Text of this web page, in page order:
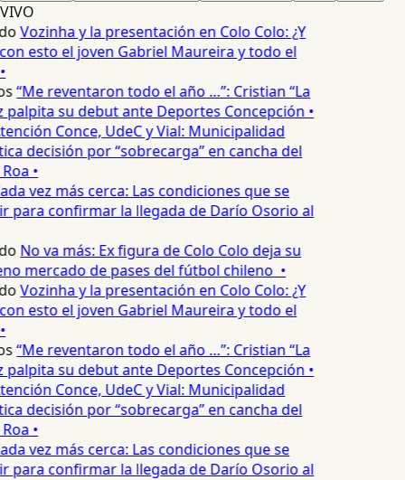
VIVO
Vozinha y la presentación en Colo Colo: ¿Y
esto el joven Gabriel Maureira y todo el
“Me reventaron todo el año …”: Cristian “La
su debut ante Deportes Concepción •
Conce, UdeC y Vial: Municipalidad
decisión por “sobrecarga” en cancha del
•
vez más cerca: Las condiciones que se
para confirmar la llegada de Darío Osorio al
No va más: Ex figura de Colo Colo deja su
mercado de pases del fútbol chileno •
Vozinha y la presentación en Colo Colo: ¿Y
esto el joven Gabriel Maureira y todo el
“Me reventaron todo el año …”: Cristian “La
su debut ante Deportes Concepción •
Conce, UdeC y Vial: Municipalidad
decisión por “sobrecarga” en cancha del
•
vez más cerca: Las condiciones que se
para confirmar la llegada de Darío Osorio al